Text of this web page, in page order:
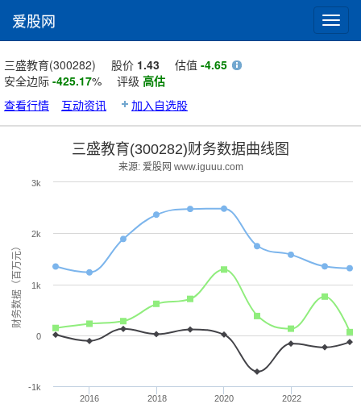
爱股网
三盛教育(300282) 股价 1.43 估值 -4.65
安全边际 -425.17% 评级 高估
查看行情
互动资讯 加入自选股
财务数据（百万元）
三盛教育(300282)财务数据曲线图
来源: 爱股网 www.iguuu.com
2016 2018 2020 2022
-1k
0
1k
2k
3k